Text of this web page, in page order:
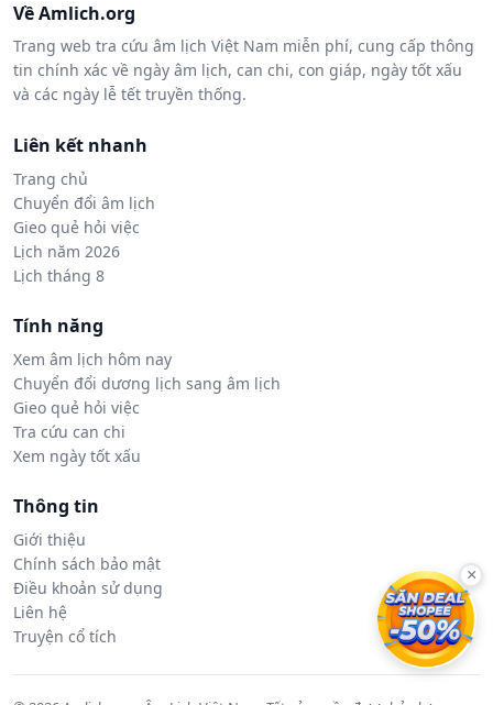
Về Amlich.org
Trang web tra cứu âm lịch Việt Nam miễn phí, cung cấp thông
tin chính xác về ngày âm lịch, can chi, con giáp, ngày tốt xấu
và các ngày lễ tết truyền thống.
Liên kết nhanh
Trang chủ
Chuyển đổi âm lịch
Gieo quẻ hỏi việc
Lịch năm 2026
Lịch tháng 8
Tính năng
Xem âm lịch hôm nay
Chuyển đổi dương lịch sang âm lịch
Gieo quẻ hỏi việc
Tra cứu can chi
Xem ngày tốt xấu
Thông tin
Giới thiệu
Chính sách bảo mật
Điều khoản sử dụng
Liên hệ
Truyện cổ tích
×